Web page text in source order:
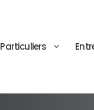
Particuliers